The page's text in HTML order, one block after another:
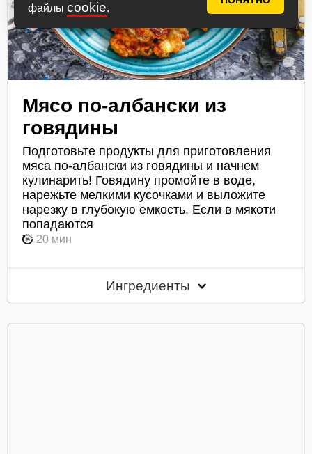
файлы cookie.
Мясо по-албански из
говядины
Подготовьте продукты для приготовления
мяса по-албански из говядины и начнем
кулинарить! Говядину промойте в воде,
нарежьте мелкими кусочками и выложите
нарезку в глубокую емкость. Если в мякоти
попадаются
20 мин
Ингредиенты